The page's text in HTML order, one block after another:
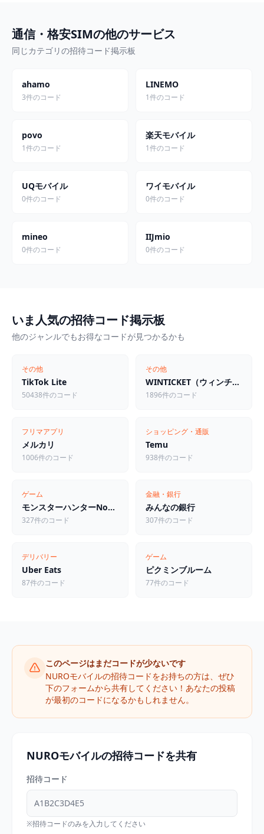
通信・格安SIMの他のサービス
同じカテゴリの招待コード掲示板
ahamo
3件のコード
LINEMO
1件のコード
povo
1件のコード
楽天モバイル
1件のコード
UQモバイル
0件のコード
ワイモバイル
0件のコード
mineo
0件のコード
IIJmio
0件のコード
いま人気の招待コード掲示板
他のジャンルでもお得なコードが見つかるかも
その他
TikTok Lite
50438件のコード
その他
WINTICKET（ウィンチケット）
1896件のコード
フリマアプリ
メルカリ
1006件のコード
ショッピング・通販
Temu
938件のコード
ゲーム
モンスターハンターNow（モンハンNow）
327件のコード
金融・銀行
みんなの銀行
307件のコード
デリバリー
Uber Eats
87件のコード
ゲーム
ピクミンブルーム
77件のコード
このページはまだコードが少ないです
NUROモバイルの招待コードをお持ちの方は、ぜひ
下のフォームから共有してください！あなたの投稿
が最初のコードになるかもしれません。
NUROモバイルの招待コードを共有
招待コード
※招待コードのみを入力してください